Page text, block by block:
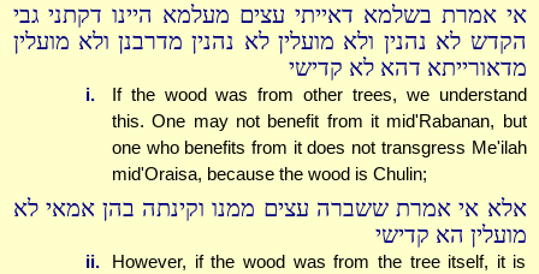
אי אמרת בשלמא דאייתי עצים מעלמא היינו דקתני גבי
הקדש לא נהנין ולא מועלין לא נהנין מדרבנן ולא מועלין
מדאורייתא דהא לא קדישי
i.
If the wood was from other trees, we understand
this. One may not benefit from it mid'Rabanan, but
one who benefits from it does not transgress Me'ilah
mid'Oraisa, because the wood is Chulin;
אלא אי אמרת ששברה עצים ממנו וקינתה בהן אמאי לא
מועלין הא קדישי
ii.
However, if the wood was from the tree itself, it is